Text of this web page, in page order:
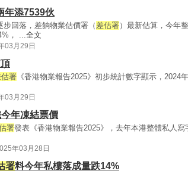
年添7539伙
回落，差餉物業估價署（ 差估署）最新估算，今年
， ...全文
03月29日
估署 《香港物業報告2025》初步統計數字顯示，2024
03月29日
年凍結票價
署發表《香港物業報告2025》，去年本港整體私人
年03月28日
署料今年私樓落成量跌14%